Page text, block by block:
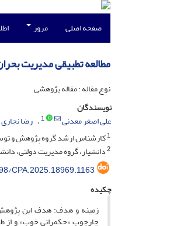
صفحه اصلی مرور
مطالعه تطبیقی مدیریت
نوع مقاله : مقاله پژوهشی
نویسندگان
علی اصغر معدنی
1 رضا نجاری
1کارشناس ارشد گروه پژوهش و
2دانشیار، گروه مدیریت دولتی،
CPA.2025.18969.1163
چکیده
زمینه و هدف: هدف این
چارچوب «حکمرانی خوب» و از